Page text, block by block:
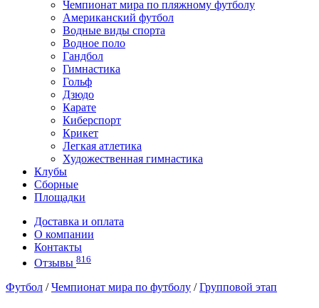
Чемпионат мира по пляжному футболу
Американский футбол
Водные виды спорта
Водное поло
Гандбол
Гимнастика
Гольф
Дзюдо
Карате
Киберспорт
Крикет
Легкая атлетика
Художественная гимнастика
Клубы
Сборные
Площадки
Доставка и оплата
О компании
Контакты
Отзывы 816
Футбол /Чемпионат мира по футболу /Групповой этап